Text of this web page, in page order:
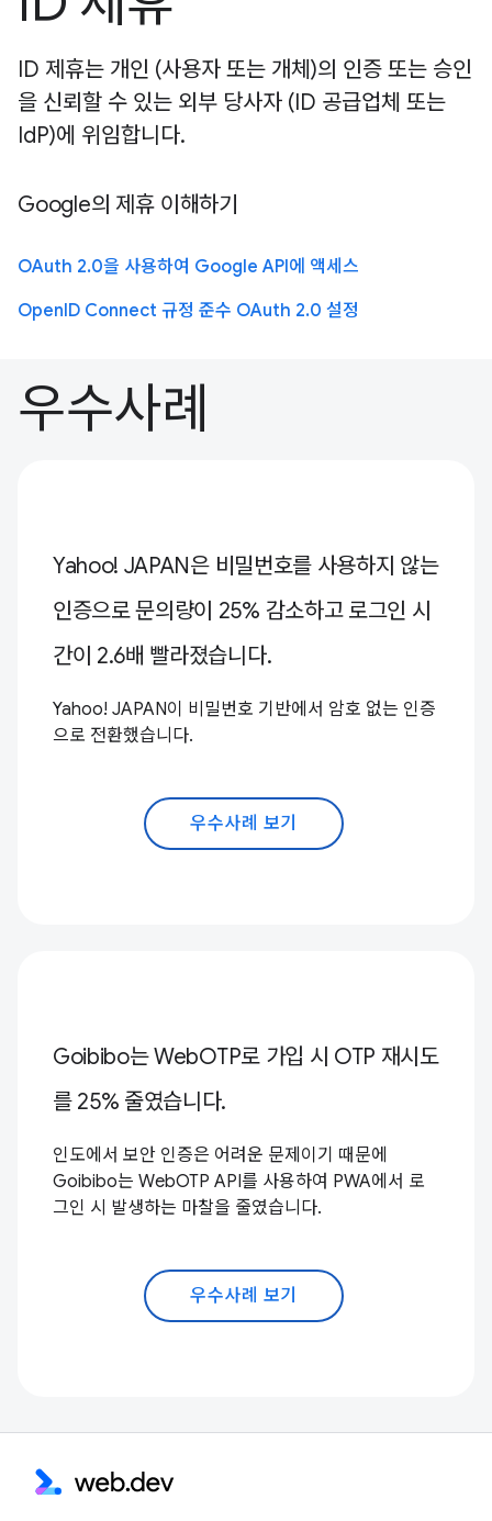
ID 제휴는 개인 (사용자 또는 개체)의 인증 또는 승인
을 신뢰할 수 있는 외부 당사자 (ID 공급업체 또는
IdP)에 위임합니다.
Google의 제휴 이해하기
OAuth 2.0을 사용하여 Google API에 액세스
OpenID Connect 규정 준수 OAuth 2.0 설정
우수사례
Yahoo! JAPAN은 비밀번호를 사용하지 않는
인증으로 문의량이 25% 감소하고 로그인 시
간이 2.6배 빨라졌습니다.
Yahoo! JAPAN이 비밀번호 기반에서 암호 없는 인증
으로 전환했습니다.
우수사례 보기
Goibibo는 WebOTP로 가입 시 OTP 재시도
를 25% 줄였습니다.
인도에서 보안 인증은 어려운 문제이기 때문에
Goibibo는 WebOTP API를 사용하여 PWA에서 로
그인 시 발생하는 마찰을 줄였습니다.
우수사례 보기